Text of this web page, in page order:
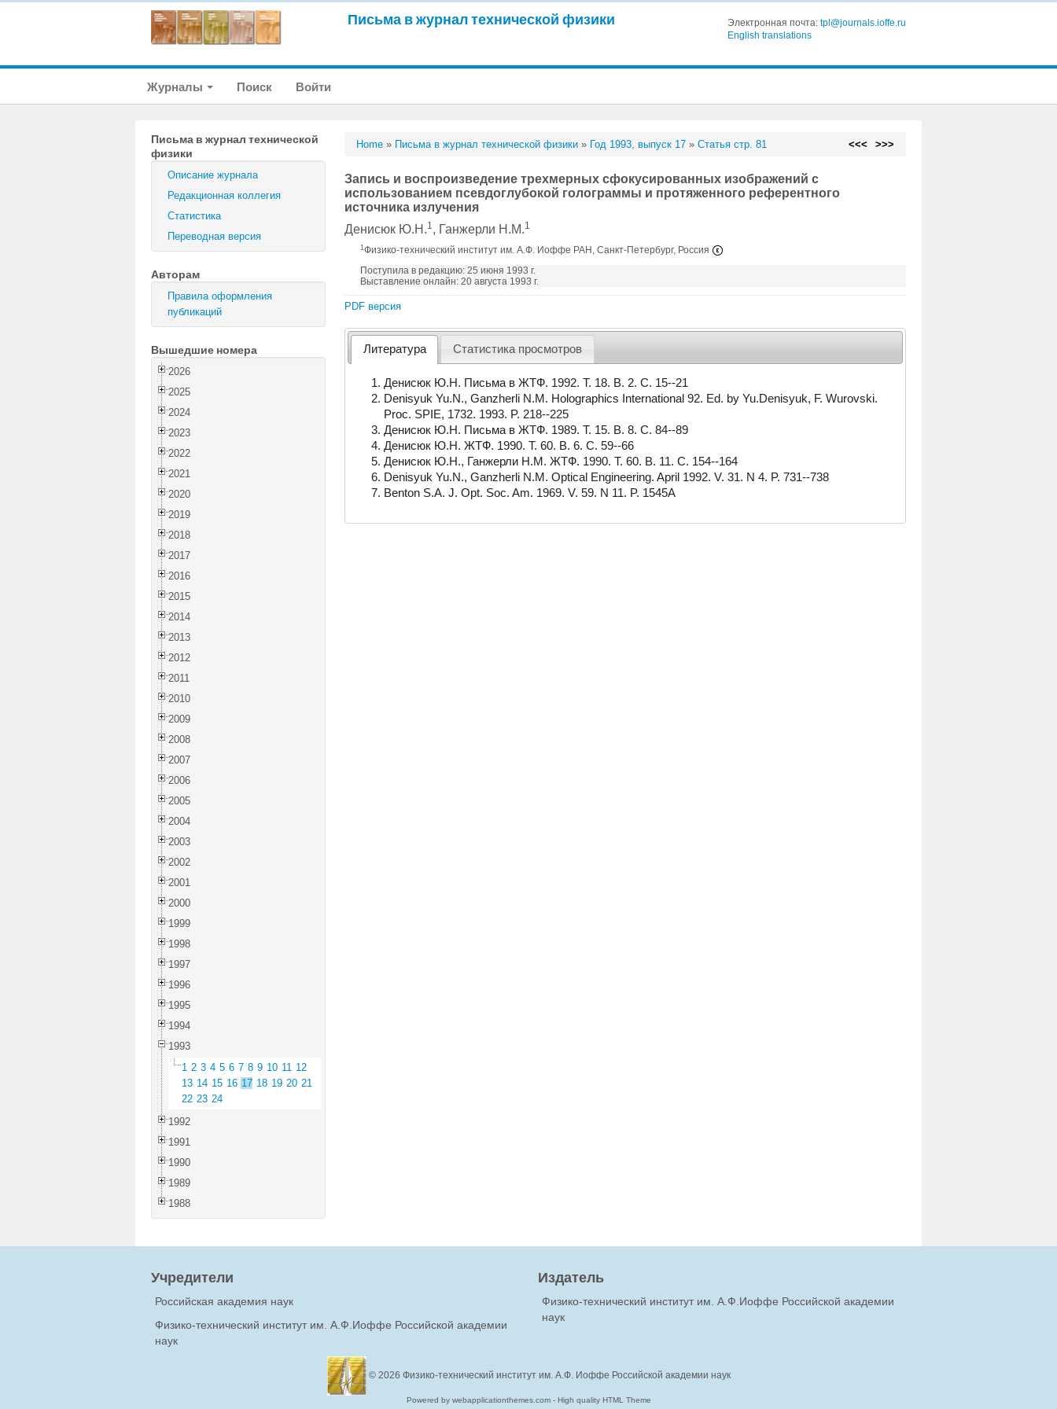
Письма в журнал технической физики Электронная почта: tpl@journals.ioffe.ru
English translations
Журналы Поиск Войти
Письма в журнал технической
физики
Описание журнала
Редакционная коллегия
Статистика
Переводная версия
Авторам
Правила оформления
публикаций
Вышедшие номера
2026
2025
2024
2023
2022
2021
2020
2019
2018
2017
2016
2015
2014
2013
2012
2011
2010
2009
2008
2007
2006
2005
2004
2003
2002
2001
2000
1999
1998
1997
1996
1995
1994
1993
1 2 3 4 5 6 7 8 9 10 11 12
13 14 15 16 17 18 19 20 21
22 23 24
1992
1991
1990
1989
1988
Home » Письма в журнал технической физики » Год 1993, выпуск 17 »Статья стр. 81 <<< >>>
Запись и воспроизведение трехмерных сфокусированных изображений с
использованием псевдоглубокой голограммы и протяженного референтного
источника излучения
Денисюк Ю.Н.1, Ганжерли Н.М.1
1Физико-технический институт им. А.Ф. Иоффе РАН, Санкт-Петербург, Россия
Поступила в редакцию: 25 июня 1993 г.
Выставление онлайн: 20 августа 1993 г.
PDF версия
Литература Статистика просмотров
Денисюк Ю.Н. Письма в ЖТФ. 1992. Т. 18. В. 2. С. 15--21
Denisyuk Yu.N., Ganzherli N.M. Holographics International 92. Ed. by Yu.Denisyuk, F. Wurovski.
Proc. SPIE, 1732. 1993. P. 218--225
Денисюк Ю.Н. Письма в ЖТФ. 1989. Т. 15. В. 8. С. 84--89
Денисюк Ю.Н. ЖТФ. 1990. Т. 60. В. 6. С. 59--66
Денисюк Ю.Н., Ганжерли Н.М. ЖТФ. 1990. Т. 60. В. 11. С. 154--164
Denisyuk Yu.N., Ganzherli N.M. Optical Engineering. April 1992. V. 31. N 4. P. 731--738
Benton S.A. J. Opt. Soc. Am. 1969. V. 59. N 11. P. 1545A
Учредители
Российская академия наук
Физико-технический институт им. А.Ф.Иоффе Российской академии
наук
Издатель
Физико-технический институт им. А.Ф.Иоффе Российской академии
наук
© 2026 Физико-технический институт им. А.Ф. Иоффе Российской академии наук
Powered by webapplicationthemes.com - High quality HTML Theme